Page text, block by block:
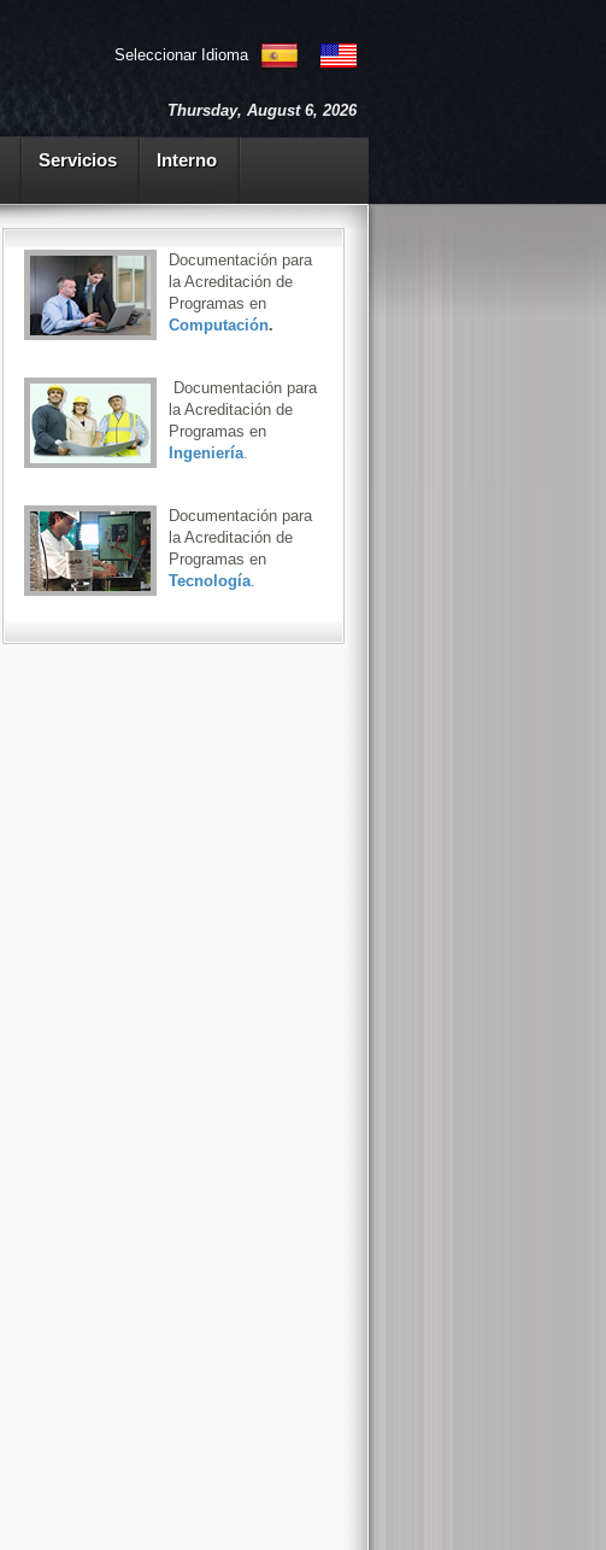
Seleccionar Idioma
Thursday, August 6, 2026
Servicios Interno
Documentación para
la Acreditación de
Programas en
Computación.
Documentación para
la Acreditación de
Programas en
Ingeniería.
Documentación para
la Acreditación de
Programas en
Tecnología.